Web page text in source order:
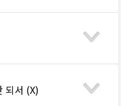
되서 (X)